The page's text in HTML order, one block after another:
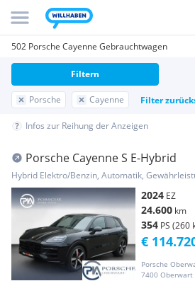
502 Porsche Cayenne Gebrauchtwagen
Porsche Cayenne Filter
Filtern
Infos zur Reihung der Anzeigen
Porsche Cayenne S E-Hybrid
Hybrid Elektro/Benzin, Automatik,
2024 EZ
24.600 km
354 PS (260
Porsche
7400 Oberwart
€